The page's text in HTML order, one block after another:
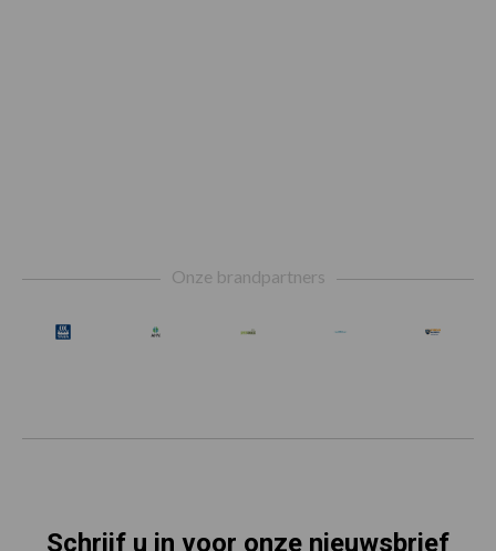
Onze brandpartners
Schrijf u in voor onze nieuwsbrief